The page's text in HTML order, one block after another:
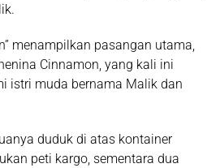
menampilkan pasangan utama,
Cinnamon, yang kali ini
istri muda bernama Malik dan
duduk di atas kontainer
peti kargo, sementara dua